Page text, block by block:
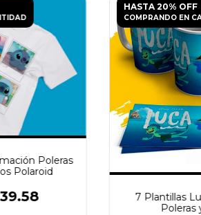
Poleras
Polaroid
HASTA 20% OFF
COMPRANDO EN
7 Plantillas
Poleras